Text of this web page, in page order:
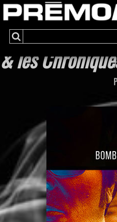
& les